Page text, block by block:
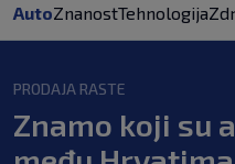
AutoZnanostTehnologija
PRODAJA RASTE
Znamo koji su